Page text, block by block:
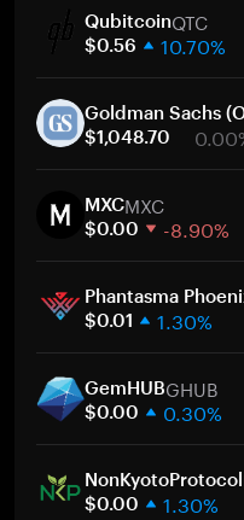
30 días
Capitalización de
QubitcoinQTC
$0.56 10.70%
30 días
Capitalización de
Goldman Sachs
$1,048.70
30 días
Capitalización de
MXCMXC
$0.00 -8.90%
30 días
Capitalización de
Phantasma
$0.01 1.30%
30 días
Capitalización de
GemHUBGHUB
$0.00 0.30%
30 días
Capitalización de
NonKyotoProtocol
$0.00 1.30%